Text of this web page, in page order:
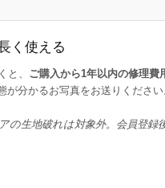
く使える
と、 ご購入から1年以内の修理費
分かるお写真をお送りください
生地破れは対象外。会員登録